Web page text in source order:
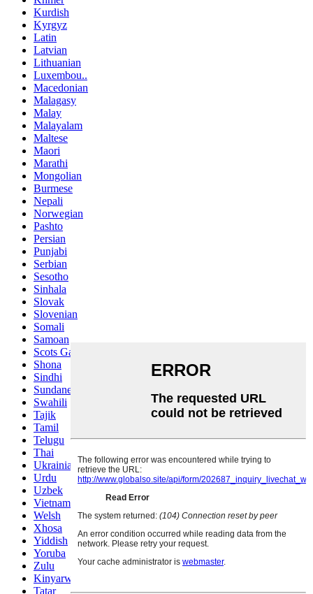
Kurdish
Kyrgyz
Latin
Latvian
Lithuanian
Luxembou..
Macedonian
Malagasy
Malay
Malayalam
Maltese
Maori
Marathi
Mongolian
Burmese
Nepali
Norwegian
Pashto
Persian
Punjabi
Serbian
Sesotho
Sinhala
Slovak
Slovenian
Somali
Samoan
Scots Gaelic
Shona
Sindhi
Sundanese
Swahili
Tajik
Tamil
Telugu
Thai
Ukrainian
Urdu
Uzbek
Vietnamese
Welsh
Xhosa
Yiddish
Yoruba
Zulu
Kinyarwanda
Tatar